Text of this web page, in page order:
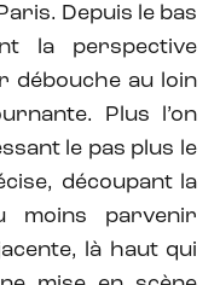
Depuis le bas
la perspective
débouche au loin
Plus l’on
le pas plus le
découpant la
moins parvenir
là haut qui